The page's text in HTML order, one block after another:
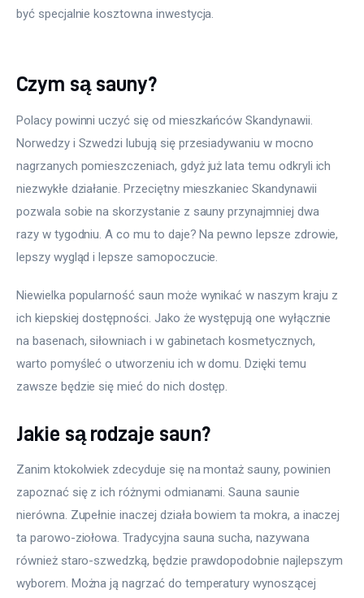
być specjalnie kosztowna inwestycja.
Czym są sauny?
Polacy powinni uczyć się od mieszkańców Skandynawii.
Norwedzy i Szwedzi lubują się przesiadywaniu w mocno
nagrzanych pomieszczeniach, gdyż już lata temu odkryli ich
niezwykłe działanie. Przeciętny mieszkaniec Skandynawii
pozwala sobie na skorzystanie z sauny przynajmniej dwa
razy w tygodniu. A co mu to daje? Na pewno lepsze zdrowie,
lepszy wygląd i lepsze samopoczucie.
Niewielka popularność saun może wynikać w naszym kraju z
ich kiepskiej dostępności. Jako że występują one wyłącznie
na basenach, siłowniach i w gabinetach kosmetycznych,
warto pomyśleć o utworzeniu ich w domu. Dzięki temu
zawsze będzie się mieć do nich dostęp.
Jakie są rodzaje saun?
Zanim ktokolwiek zdecyduje się na montaż sauny, powinien
zapoznać się z ich różnymi odmianami. Sauna saunie
nierówna. Zupełnie inaczej działa bowiem ta mokra, a inaczej
ta parowo-ziołowa. Tradycyjna sauna sucha, nazywana
również staro-szwedzką, będzie prawdopodobnie najlepszym
wyborem. Można ją nagrzać do temperatury wynoszącej